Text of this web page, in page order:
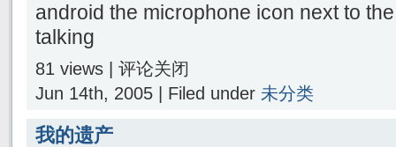
android the microphone icon next to
talking
81 views | 评论关闭
Jun 14th, 2005 | Filed under 未分类
我的遗产